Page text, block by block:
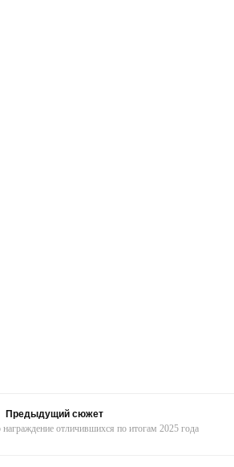
Предыдущий сюжет
отличившихся по итогам 2025 года